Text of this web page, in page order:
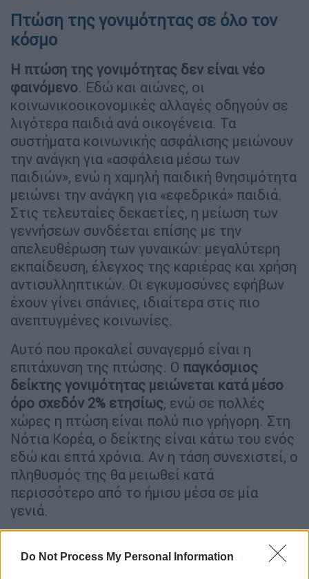
Do Not Process My Personal Information
Πτώση της γονιμότητας σε όλο τον
κόσμο
Η πτώση της γονιμότητας δεν είναι νέο
φαινόμενο. Εδώ και αιώνες, οι
κοινωνικοοικονομικές αλλαγές οδηγούν σε
λιγότερα παιδιά ανά οικογένεια. Τα
συστήματα κοινωνικής ασφάλισης μειώνουν
την ανάγκη για «ασφάλεια μέσω των
παιδιών», ενώ η χαμηλή παιδική θνησιμότητα
μειώνει την ανάγκη για «εφεδρικά» παιδιά.
Στις τελευταίες δεκαετίες, η μείωση των
γεννήσεων συνδέεται επίσης με την
απελευθέρωση των γυναικών: μεγαλύτερη
εκπαίδευση, έλεγχος της καριέρας και χρήση
αντισυλληπτικών. Οι εγκυμοσύνες εφήβων
έχουν γίνει σπάνιες, ιδιαίτερα στις πιο
ανεπτυγμένες κοινωνίες.
Αυτό που προκαλεί συναγερμό είναι η
επιτάχυνση της πτώσης. Ο παγκόσμιος
δείκτης γονιμότητας μειώνεται κατά μέσο
όρο σχεδόν 2% ετησίως, ενώ σε πολλές
χώρες η πτώση είναι πολύ πιο γρήγορη. Στη
Νότια Κορέα, ο δείκτης είναι κάτω του ενός
εδώ και επτά χρόνια. Αν η τάση συνεχιστεί, ο
πληθυσμός της θα μειωθεί κατά
περισσότερο από το ήμισυ μέσα σε μία
γενιά.
Αναπάντεχες διακυμάνσεις και νέα
χαμηλά